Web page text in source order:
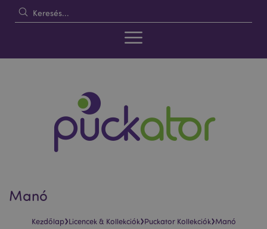
Manó
Kezdőlap›Licencek & Kollekciók›Puckator Kollekciók›Manó